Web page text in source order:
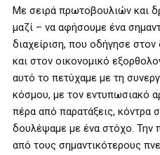
Με σειρά πρωτοβουλιών και
μαζί – να αφήσουμε ένα
διαχείριση, που οδήγησε στον
και στον οικονομικό
αυτό το πετύχαμε με τη
κόσμου, με τον εντυπωσιακό
πέρα από παρατάξεις, κόντρα
δουλέψαμε με ένα στόχο. Την
από τους σημαντικότερους